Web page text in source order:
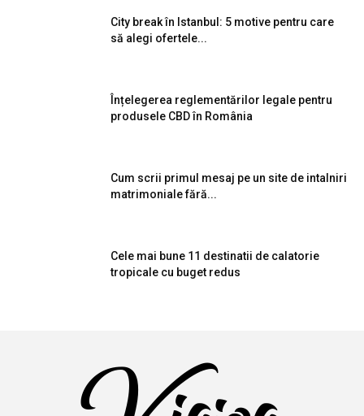
City break în Istanbul: 5 motive pentru care
să alegi ofertele...
Înțelegerea reglementărilor legale pentru
produsele CBD în România
Cum scrii primul mesaj pe un site de intalniri
matrimoniale fără...
Cele mai bune 11 destinatii de calatorie
tropicale cu buget redus